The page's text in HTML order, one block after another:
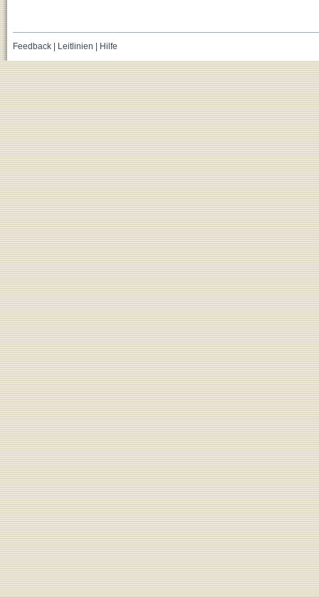
Feedback| Leitlinien Hilfe